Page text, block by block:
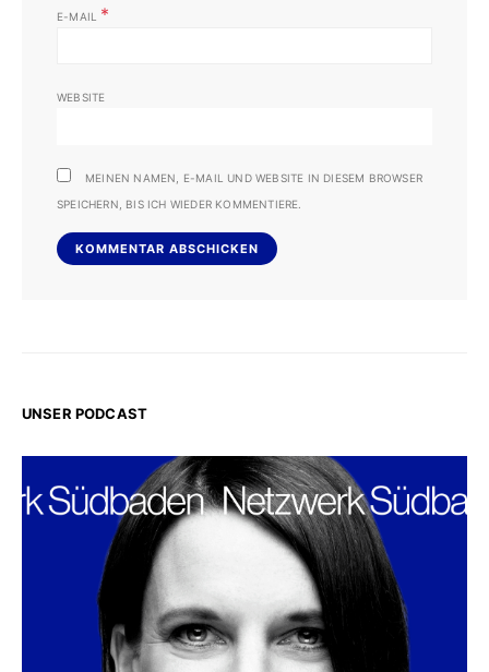
E-MAIL *
WEBSITE
MEINEN NAMEN, E-MAIL UND WEBSITE IN DIESEM BROWSER
SPEICHERN, BIS ICH WIEDER KOMMENTIERE.
UNSER PODCAST